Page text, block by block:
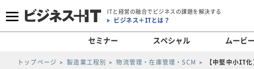
ITと経営の融合でビジネスの課題を解決する
ビジネス＋ITとは？
セミナー スペシャル ムービー
トップページ 製造業工程別 物流管理・在庫管理・SCM 【中堅中小IT